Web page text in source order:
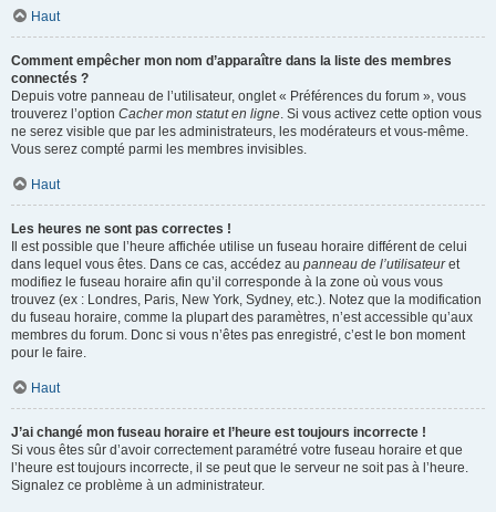
Haut
Comment empêcher mon nom d’apparaître dans la liste des membres
connectés ?
Depuis votre panneau de l’utilisateur, onglet « Préférences du forum », vous
trouverez l’option Cacher mon statut en ligne. Si vous activez cette option vous
ne serez visible que par les administrateurs, les modérateurs et vous-même.
Vous serez compté parmi les membres invisibles.
Haut
Les heures ne sont pas correctes !
Il est possible que l’heure affichée utilise un fuseau horaire différent de celui
dans lequel vous êtes. Dans ce cas, accédez au panneau de l’utilisateuret
modifiez le fuseau horaire afin qu’il corresponde à la zone où vous vous
trouvez (ex : Londres, Paris, New York, Sydney, etc.). Notez que la modification
du fuseau horaire, comme la plupart des paramètres, n’est accessible qu’aux
membres du forum. Donc si vous n’êtes pas enregistré, c’est le bon moment
pour le faire.
Haut
J’ai changé mon fuseau horaire et l’heure est toujours incorrecte !
Si vous êtes sûr d’avoir correctement paramétré votre fuseau horaire et que
l’heure est toujours incorrecte, il se peut que le serveur ne soit pas à l’heure.
Signalez ce problème à un administrateur.